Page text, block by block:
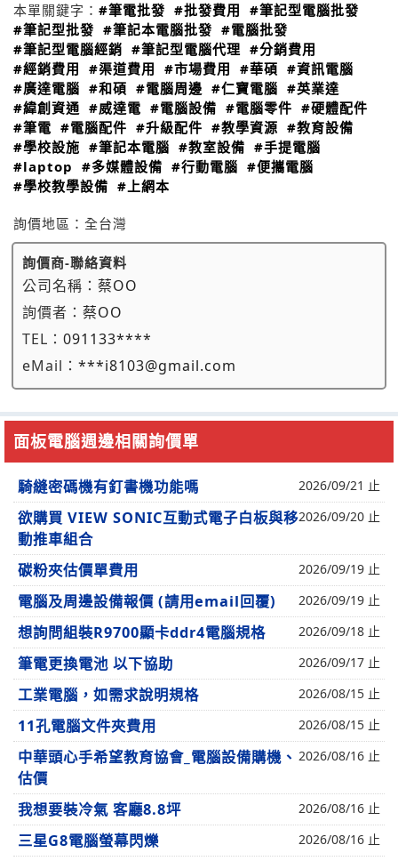
本單關鍵字： #筆電批發 #批發費用 #筆記型電腦批發
#筆記型批發 #筆記本電腦批發 #電腦批發
#筆記型電腦經銷 #筆記型電腦代理 #分銷費用
#經銷費用 #渠道費用 #市場費用 #華碩 #資訊電腦
#廣達電腦 #和碩 #電腦周邊 #仁寶電腦 #英業達
#緯創資通 #威達電 #電腦設備 #電腦零件 #硬體配件
#筆電 #電腦配件 #升級配件 #教學資源 #教育設備
#學校設施 #筆記本電腦 #教室設備 #手提電腦
#laptop #多媒體設備 #行動電腦 #便攜電腦
#學校教學設備 #上網本
詢價地區： 全台灣
詢價商-聯絡資料
公司名稱： 蔡OO
詢價者： 蔡OO
TEL： 091133****
eMail： ***i8103@gmail.com
面板電腦週邊相關詢價單
騎縫密碼機有釘書機功能嗎 2026/09/21 止
欲購買 VIEW SONIC互動式電子白板與移
動推車組合
2026/09/20 止
碳粉夾估價單費用 2026/09/19 止
電腦及周邊設備報價 (請用email回覆) 2026/09/19 止
想詢問組裝R9700顯卡ddr4電腦規格 2026/09/18 止
筆電更換電池 以下協助 2026/09/17 止
工業電腦，如需求說明規格 2026/08/15 止
11孔電腦文件夾費用 2026/08/15 止
中華頭心手希望教育協會_電腦設備購機、
估價
2026/08/16 止
我想要裝冷氣 客廳8.8坪 2026/08/16 止
三星G8電腦螢幕閃爍 2026/08/16 止